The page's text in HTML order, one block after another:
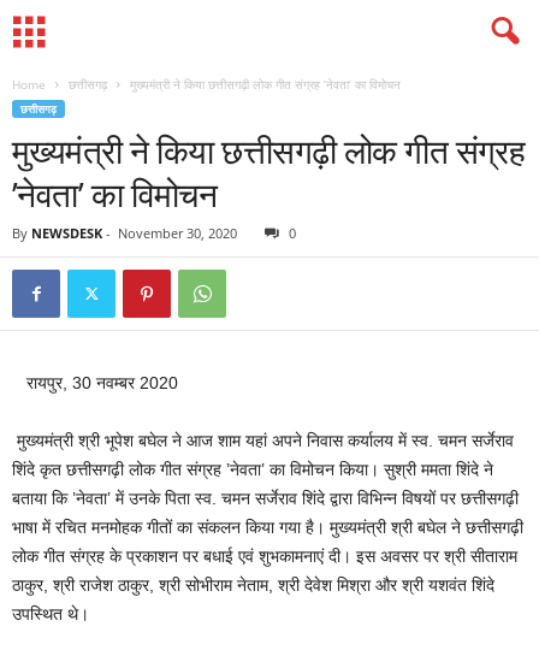
Home छत्तीसगढ़ मुख्यमंत्री ने किया छत्तीसगढ़ी लोक गीत संग्रह ’नेवता’ का विमोचन
छत्तीसगढ़
मुख्यमंत्री ने किया छत्तीसगढ़ी लोक गीत संग्रह
’नेवता’ का विमोचन
By NEWSDESK - November 30, 2020 0
रायपुर, 30 नवम्बर 2020
मुख्यमंत्री श्री भूपेश बघेल ने आज शाम यहां अपने निवास कर्यालय में स्व. चमन सर्जेराव
शिंदे कृत छत्तीसगढ़ी लोक गीत संग्रह ’नेवता’ का विमोचन किया। सुश्री ममता शिंदे ने
बताया कि ’नेवता’ में उनके पिता स्व. चमन सर्जेराव शिंदे द्वारा विभिन्न विषयों पर छत्तीसगढ़ी
भाषा में रचित मनमोहक गीतों का संकलन किया गया है। मुख्यमंत्री श्री बघेल ने छत्तीसगढ़ी
लोक गीत संग्रह के प्रकाशन पर बधाई एवं शुभकामनाएं दी। इस अवसर पर श्री सीताराम
ठाकुर, श्री राजेश ठाकुर, श्री सोभीराम नेताम, श्री देवेश मिश्रा और श्री यशवंत शिंदे
उपस्थित थे।